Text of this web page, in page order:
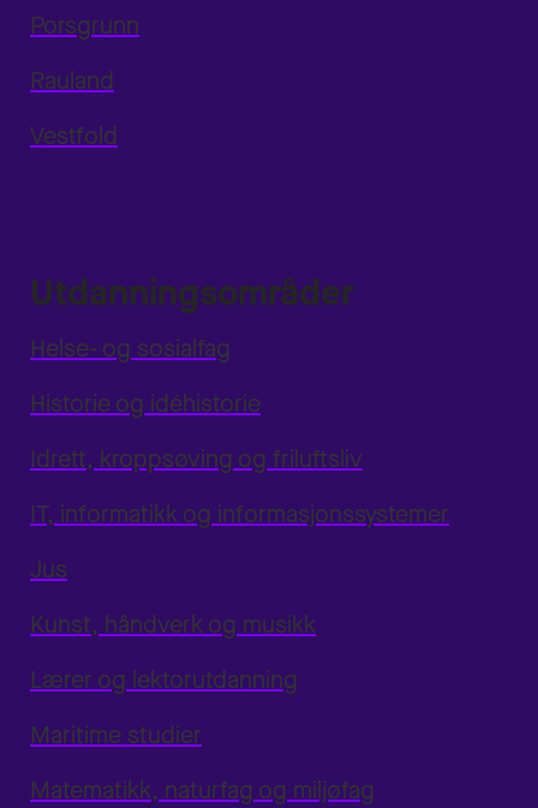
Porsgrunn
Rauland
Vestfold
Utdanningsområder
Helse- og sosialfag
Historie og idéhistorie
Idrett, kroppsøving og friluftsliv
IT, informatikk og informasjonssystemer
Jus
Kunst, håndverk og musikk
Lærer og lektorutdanning
Maritime studier
Matematikk, naturfag og miljøfag